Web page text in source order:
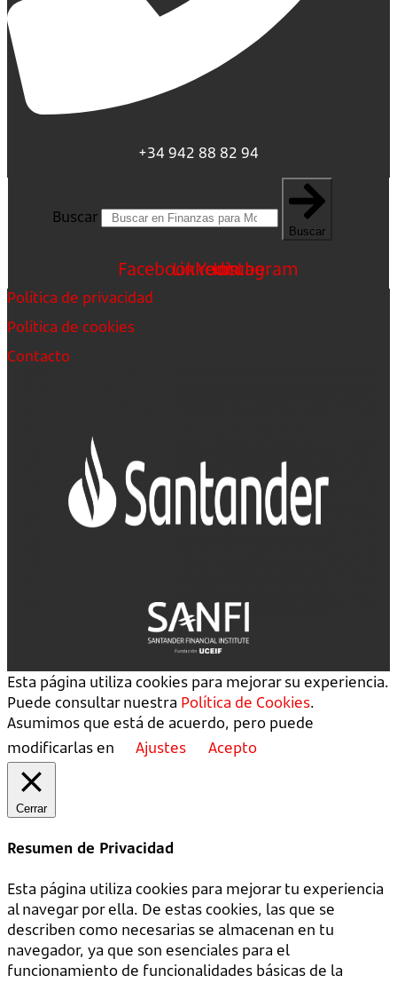
+34 942 88 82 94
Buscar
Buscar
FacebookLinkedin
Youtube
Instagram
Política de privacidad
Política de cookies
Contacto
Esta página utiliza cookies para mejorar su experiencia.
Puede consultar nuestra Política de Cookies.
Asumimos que está de acuerdo, pero puede
modificarlas en
Ajustes Acepto
Cerrar
Resumen de Privacidad
Esta página utiliza cookies para mejorar tu experiencia
al navegar por ella. De estas cookies, las que se
describen como necesarias se almacenan en tu
navegador, ya que son esenciales para el
funcionamiento de funcionalidades básicas de la